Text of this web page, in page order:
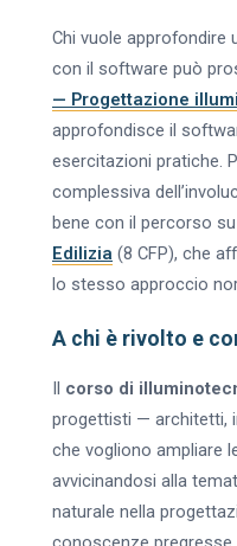
Chi vuole approfondire
con il software può
— Progettazione
approfondisce il
esercitazioni pratiche.
complessiva
bene con il percorso su
Edilizia (8 CFP), che
lo stesso approccio
A chi è rivolto e
Il corso di
progettisti — architetti,
che vogliono ampliare
avvicinandosi alla
naturale nella